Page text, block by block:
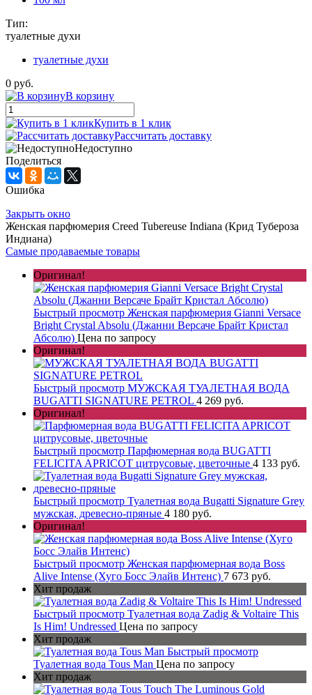
Тип:
туалетные духи
туалетные духи
0 руб.
В корзину
Купить в 1 клик
Рассчитать доставку
Недоступно
Поделиться
Ошибка
Закрыть окно
Женская парфюмерия Creed Tubereuse Indiana (Крид Тубероза
Индиана)
Самые продаваемые товары
Оригинал!
Быстрый просмотр Женская парфюмерия Gianni Versace
Bright Crystal Absolu (Джанни Версаче Брайт Кристал
Абсолю) Цена по запросу
Оригинал!
Быстрый просмотр МУЖСКАЯ ТУАЛЕТНАЯ ВОДА
BUGATTI SIGNATURE PETROL 4 269 руб.
Оригинал!
Быстрый просмотр Парфюмерная вода BUGATTI
FELICITA APRICOT цитрусовые, цветочные 4 133 руб.
Быстрый просмотр Туалетная вода Bugatti Signature Grey
мужская, древесно-пряные 4 180 руб.
Оригинал!
Быстрый просмотр Женская парфюмерная вода Boss
Alive Intense (Хуго Босс Элайв Интенс) 7 673 руб.
Хит продаж
Быстрый просмотр Туалетная вода Zadig & Voltaire This
Is Him! Undressed Цена по запросу
Хит продаж
Быстрый просмотр
Туалетная вода Tous Man Цена по запросу
Хит продаж